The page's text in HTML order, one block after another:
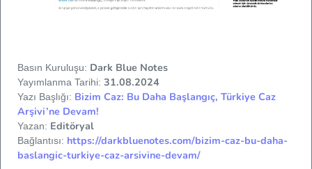
Basın Kuruluşu: Dark Blue Notes
Yayımlanma Tarihi: 31.08.2024
Yazı Başlığı: Bizim Caz: Bu Daha Başlangıç, Türkiye Caz
Arşivi’ne Devam!
Yazan: Editöryal
Bağlantısı: https://darkbluenotes.com/bizim-caz-bu-daha-
baslangic-turkiye-caz-arsivine-devam/